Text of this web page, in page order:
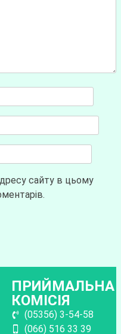
сайту в цьому
ПРИЙМАЛЬНА
КОМІСІЯ
(05356) 3-54-58
(066) 516 33 39